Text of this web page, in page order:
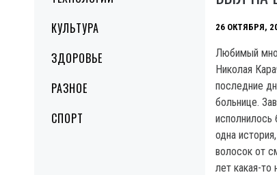
КУЛЬТУРА
ЗДОРОВЬЕ
РАЗНОЕ
СПОРТ
26 ОКТЯБРЯ,
Любимый
Николая
последние
больнице.
одна
волосок от
лет какая-то